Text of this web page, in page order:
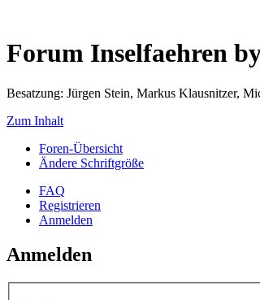
Forum Inselfaehren
Besatzung: Jürgen Stein, Markus Klausnitzer,
Zum Inhalt
Foren-Übersicht
Ändere Schriftgröße
FAQ
Registrieren
Anmelden
Anmelden